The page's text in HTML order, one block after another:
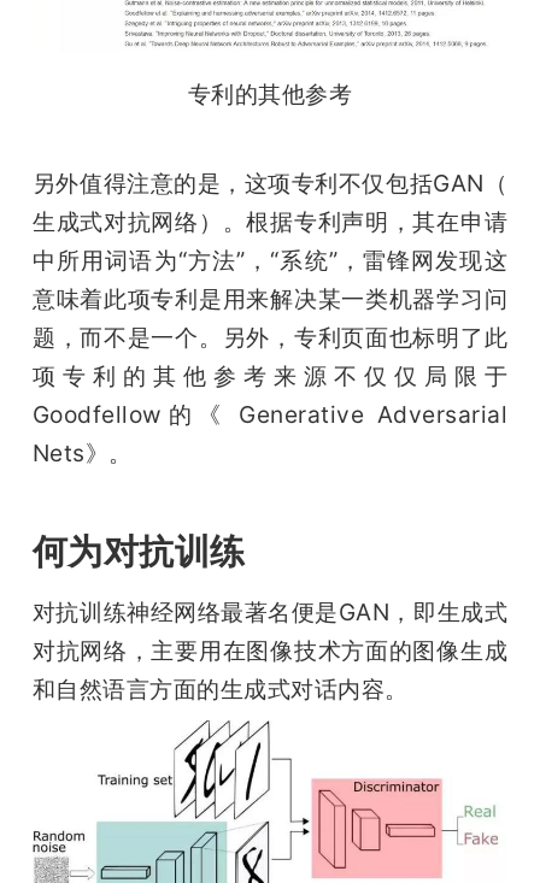
专利的其他参考
另外值得注意的是，这项专利不仅包括GAN（
生成式对抗网络）。根据专利声明，其在申请
中所用词语为“方法”，“系统”，雷锋网发现这
意味着此项专利是用来解决某一类机器学习问
题，而不是一个。另外，专利页面也标明了此
项专利的其他参考来源不仅仅局限于
Goodfellow的《 Generative Adversarial
Nets》。
何为对抗训练
对抗训练神经网络最著名便是GAN，即生成式
对抗网络，主要用在图像技术方面的图像生成
和自然语言方面的生成式对话内容。